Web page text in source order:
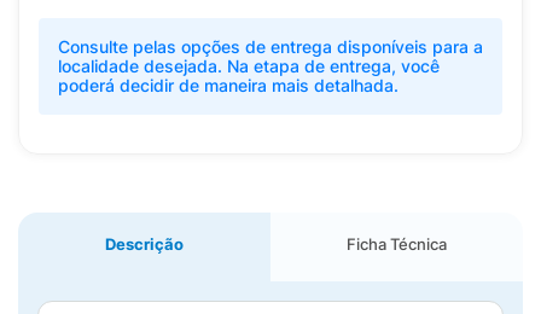
Consulte pelas opções de entrega disponíveis para a
localidade desejada. Na etapa de entrega, você
poderá decidir de maneira mais detalhada.
Descrição Ficha Técnica